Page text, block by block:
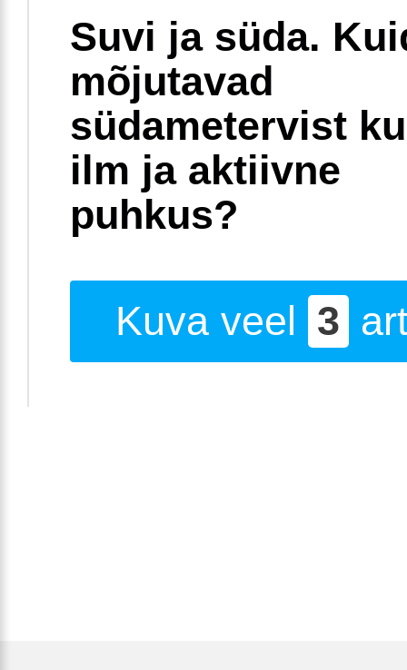
Suvi ja süda.
mõjutavad
südametervist
ilm ja aktiivne
puhkus?
Kuva veel 3